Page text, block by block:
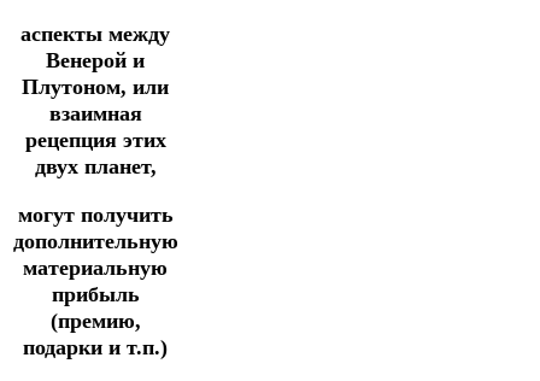
аспекты между
Венерой и
Плутоном, или
взаимная
рецепция этих
двух планет,
могут получить
дополнительную
материальную
прибыль
(премию,
подарки и т.п.)